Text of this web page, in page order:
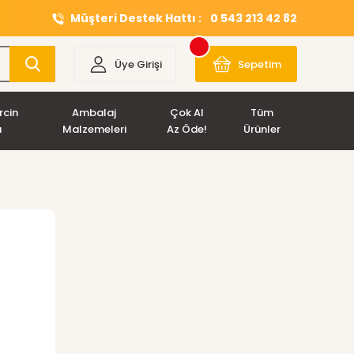
Müşteri Destek Hattı : 0 543 213 42 82
Üye Girişi Sepetim
Ambalaj
Malzemeleri
Çok Al
Az Öde!
Tüm
Ürünler